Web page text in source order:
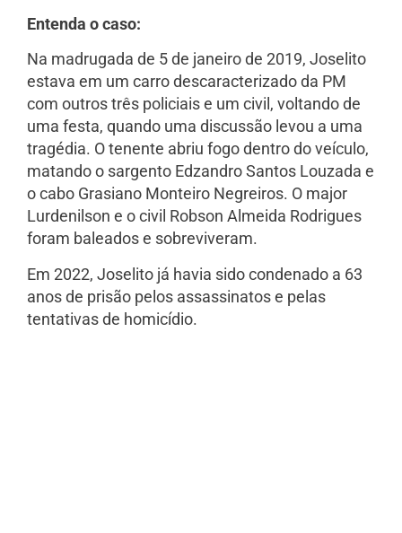
Entenda o caso:
Na madrugada de 5 de janeiro de 2019, Joselito
estava em um carro descaracterizado da PM
com outros três policiais e um civil, voltando de
uma festa, quando uma discussão levou a uma
tragédia. O tenente abriu fogo dentro do veículo,
matando o sargento Edzandro Santos Louzada e
o cabo Grasiano Monteiro Negreiros. O major
Lurdenilson e o civil Robson Almeida Rodrigues
foram baleados e sobreviveram.
Em 2022, Joselito já havia sido condenado a 63
anos de prisão pelos assassinatos e pelas
tentativas de homicídio.